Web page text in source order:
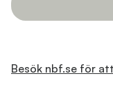
Besök nbf.se för